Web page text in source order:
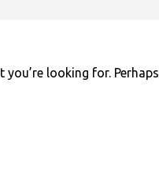
you’re looking for. Perhaps